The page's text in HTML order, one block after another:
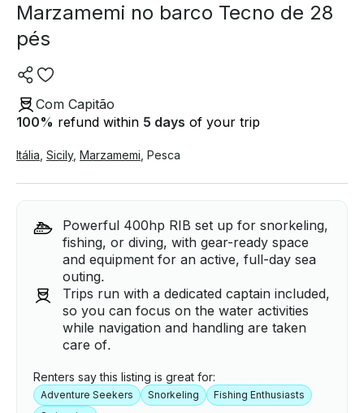
Marzamemi no barco Tecno de 28
pés
Com Capitão
100% refund within 5 days of your trip
Itália Sicily, Marzamemi Pesca
Powerful 400hp RIB set up for snorkeling,
fishing, or diving, with gear-ready space
and equipment for an active, full-day sea
outing.
Trips run with a dedicated captain included,
so you can focus on the water activities
while navigation and handling are taken
care of.
Renters say this listing is great for:
Adventure Seekers Snorkeling
Fishing Enthusiasts